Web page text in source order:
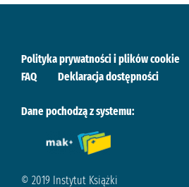
Polityka prywatności i plików cookie
FAQ
Deklaracja dostępności
Dane pochodzą z systemu:
© 2019 Instytut Książki